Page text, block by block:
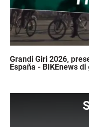
Grandi Giri 2026,
España - BIKEnews